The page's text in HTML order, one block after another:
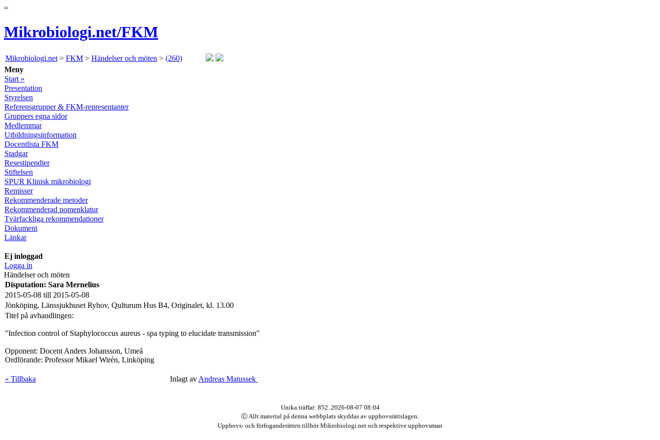
=
Mikrobiologi.net/FKM
Mikrobiologi.net > FKM > Händelser och möten > (260)
Meny
Start »
Presentation
Styrelsen
Referensgrupper & FKM-representanter
Gruppers egna sidor
Medlemmar
Utbildningsinformation
Docentlista FKM
Stadgar
Resestipendier
Stiftelsen
SPUR Klinisk mikrobiologi
Remisser
Rekommenderade metoder
Rekommenderad nomenklatur
Tvärfackliga rekommendationer
Dokument
Länkar
Ej inloggad
Logga in
Händelser och möten
Disputation: Sara Mernelius
2015-05-08 till 2015-05-08
Jönköping, Länssjukhuset Ryhov, Qulturum Hus B4, Originalet, kl. 13.00
Titel på avhandlingen:
"Infection control of Staphylococcus aureus - spa typing to elucidate transmission"
Opponent: Docent Anders Johansson, Umeå
Ordförande: Professor Mikael Wirén, Linköping
« Tillbaka Inlagt av Andreas Matussek
Unika träffar: 852. 2026-08-07 08:04
Ⓒ Allt material på denna webbplats skyddas av upphovsrättslagen.
Upphovs- och förfoganderätten tillhör Mikrobiologi.net och respektive upphovsman